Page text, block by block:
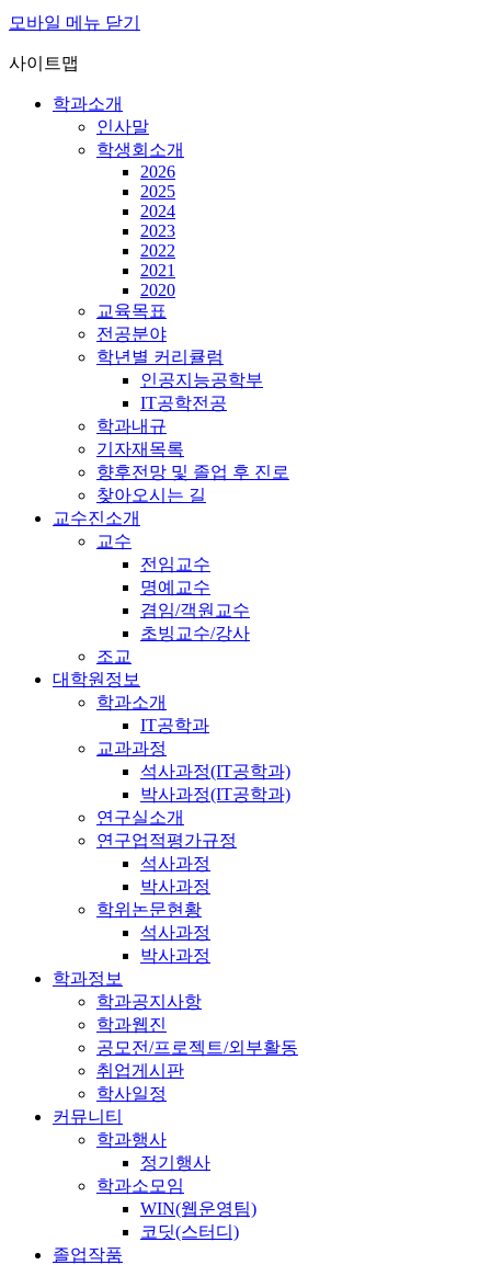
모바일 메뉴 닫기
사이트맵
학과소개
인사말
학생회소개
2026
2025
2024
2023
2022
2021
2020
교육목표
전공분야
학년별 커리큘럼
인공지능공학부
IT공학전공
학과내규
기자재목록
향후전망 및 졸업 후 진로
찾아오시는 길
교수진소개
교수
전임교수
명예교수
겸임/객원교수
초빙교수/강사
조교
대학원정보
학과소개
IT공학과
교과과정
석사과정(IT공학과)
박사과정(IT공학과)
연구실소개
연구업적평가규정
석사과정
박사과정
학위논문현황
석사과정
박사과정
학과정보
학과공지사항
학과웹진
공모전/프로젝트/외부활동
취업게시판
학사일정
커뮤니티
학과행사
정기행사
학과소모임
WIN(웹운영팀)
코딧(스터디)
졸업작품